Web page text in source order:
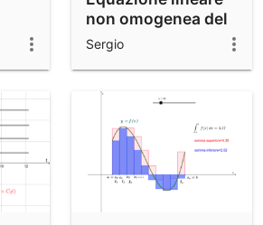
non omogenea del
secondo ordine
Sergio